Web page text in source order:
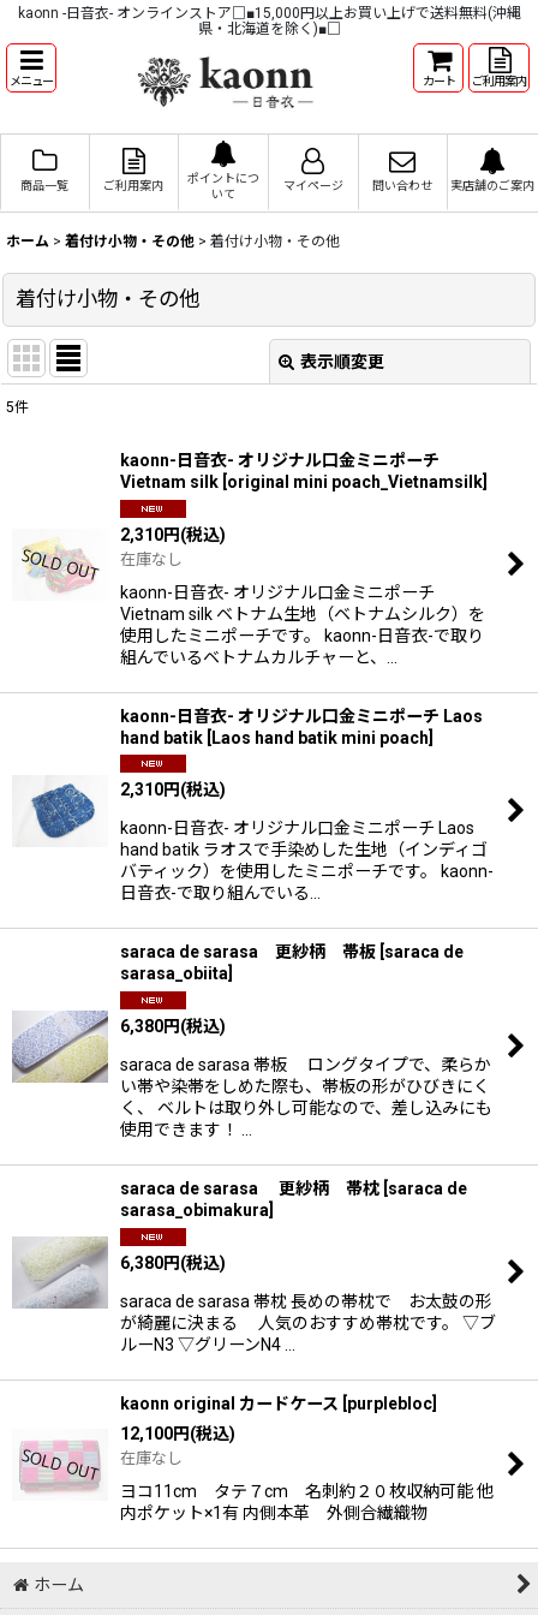
kaonn -日音衣- オンラインストア□■15,000円以上お買い上げで送料無料(沖縄
県・北海道を除く)■□
メニュー カート ご利用案内
商品一覧 ご利用案内
ポイントにつ
いて
マイページ 問い合わせ 実店舗のご案内
ホーム > 着付け小物・その他 > 着付け小物・その他
着付け小物・その他
表示順変更
5件
kaonn-日音衣- オリジナル口金ミニポーチ
Vietnam silk original mini poach_Vietnamsilk
2,310円(税込)
在庫なし
kaonn-日音衣- オリジナル口金ミニポーチ
Vietnam silk ベトナム生地（ベトナムシルク）を
使用したミニポーチです。 kaonn-日音衣-で取り
組んでいるベトナムカルチャーと、…
kaonn-日音衣- オリジナル口金ミニポーチ Laos
hand batik
Laos hand batik mini poach
2,310円(税込)
kaonn-日音衣- オリジナル口金ミニポーチ Laos
hand batik ラオスで手染めした生地（インディゴ
バティック）を使用したミニポーチです。 kaonn-
日音衣-で取り組んでいる…
saraca de sarasa 更紗柄 帯板 saraca de
sarasa_obiita
6,380円(税込)
saraca de sarasa 帯板 ロングタイプで、柔らか
い帯や染帯をしめた際も、帯板の形がひびきにく
く、 ベルトは取り外し可能なので、差し込みにも
使用できます！ …
saraca de sarasa 更紗柄 帯枕 saraca de
sarasa_obimakura
6,380円(税込)
saraca de sarasa 帯枕 長めの帯枕で お太鼓の形
が綺麗に決まる 人気のおすすめ帯枕です。 ▽ブ
ルーN3 ▽グリーンN4 …
kaonn original カードケース purplebloc
12,100円(税込)
在庫なし
ヨコ11cm タテ７cm 名刺約２０枚収納可能 他
内ポケット×1有 内側本革 外側合繊織物
ホーム